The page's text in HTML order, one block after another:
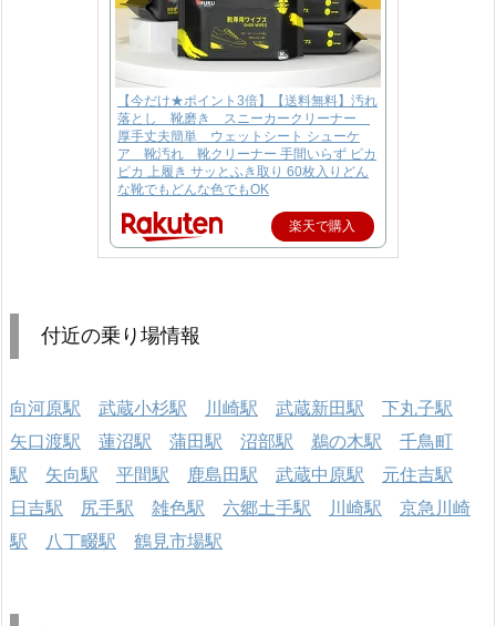
【今だけ★ポイント3倍】【送料無料】汚れ
落とし 靴磨き スニーカークリーナー
厚手丈夫簡単 ウェットシート シューケ
ア 靴汚れ 靴クリーナー 手間いらず ピカ
ピカ 上履き サッとふき取り 60枚入りどん
な靴でもどんな色でもOK
楽天で購入
付近の乗り場情報
向河原駅 武蔵小杉駅 川崎駅 武蔵新田駅
下丸子駅
矢口渡駅
蓮沼駅 蒲田駅 沼部駅 鵜の木駅
千鳥町
駅
矢向駅 平間駅 鹿島田駅 武蔵中原駅
元住吉駅
日吉駅
尻手駅 雑色駅 六郷土手駅 川崎駅
京急川崎
駅
八丁畷駅 鶴見市場駅